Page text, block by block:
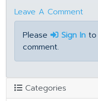
Leave A Comment
Please
Sign In
comment.
Categories